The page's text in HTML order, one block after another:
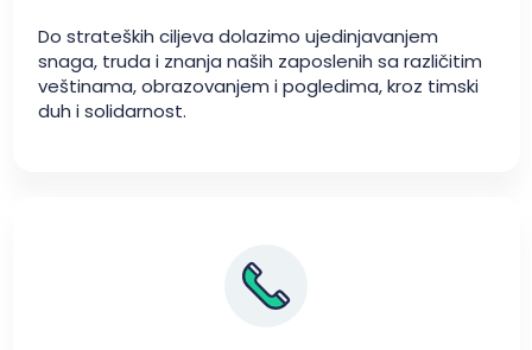
Do strateških ciljeva dolazimo ujedinjavanjem
snaga, truda i znanja naših zaposlenih sa različitim
veštinama, obrazovanjem i pogledima, kroz timski
duh i solidarnost.